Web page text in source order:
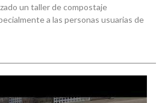
un taller de compostaje
a las personas usuarias de